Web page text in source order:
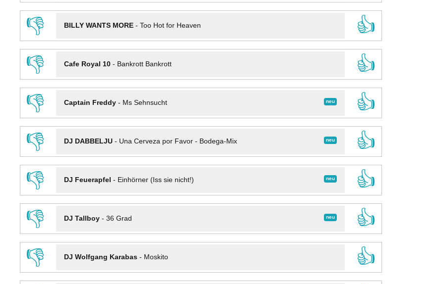
👎
BILLY WANTS MORE- Too Hot for Heaven
👍
👎
Cafe Royal 10- Bankrott Bankrott
👍
👎
neu
Captain Freddy- Ms Sehnsucht
👍
👎
neu
DJ DABBELJU- Una Cerveza por Favor - Bodega-Mix
👍
👎
neu
DJ Feuerapfel - Einhörner (Iss sie nicht!)
👍
👎
neu
DJ Tallboy- 36 Grad
👍
👎
DJ Wolfgang Karabas- Moskito
👍